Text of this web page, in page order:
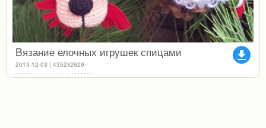
file_download
Bязание елочных игрушек спицами
2013-12-03 | 4352x2629